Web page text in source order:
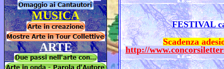
MUSICA
ARTE
FESTIVAL
Scadenza
http://